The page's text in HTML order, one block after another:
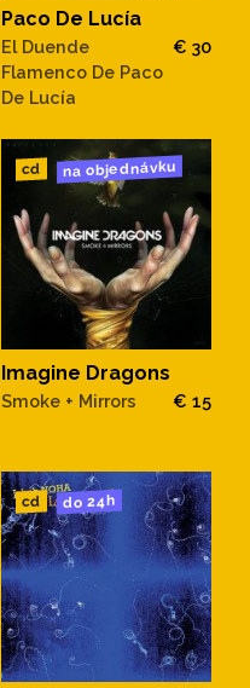
Paco De Lucía
El Duende
Flamenco De Paco
De Lucía
€ 30
cd na objednávku
Imagine Dragons
Smoke + Mirrors € 15
cd do 24h